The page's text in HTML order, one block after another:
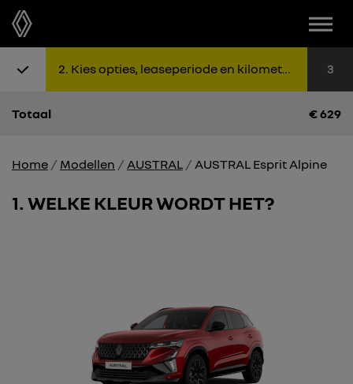
Stap 1: Kies uitvoering
2 Kies opties, leaseperiode en kilometers Stap 2:
3
Totaal €629
Home Modellen AUSTRAL AUSTRAL Esprit Alpine
1 WELKE KLEUR WORDT HET?